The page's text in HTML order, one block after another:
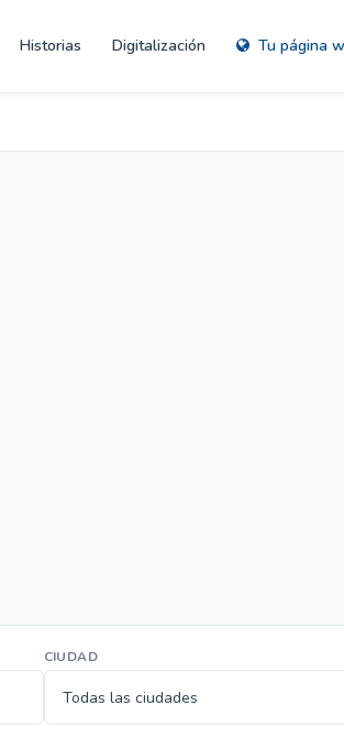
Historias Digitalización Tu página
CIUDAD